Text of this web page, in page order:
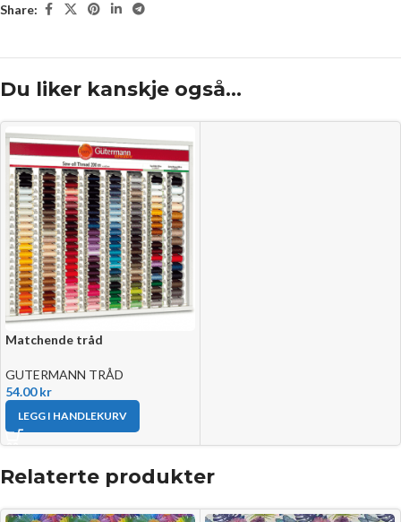
Share:
Du liker kanskje også…
Matchende tråd
GUTERMANN TRÅD
54.00kr
LEGG I HANDLEKURV
Relaterte produkter